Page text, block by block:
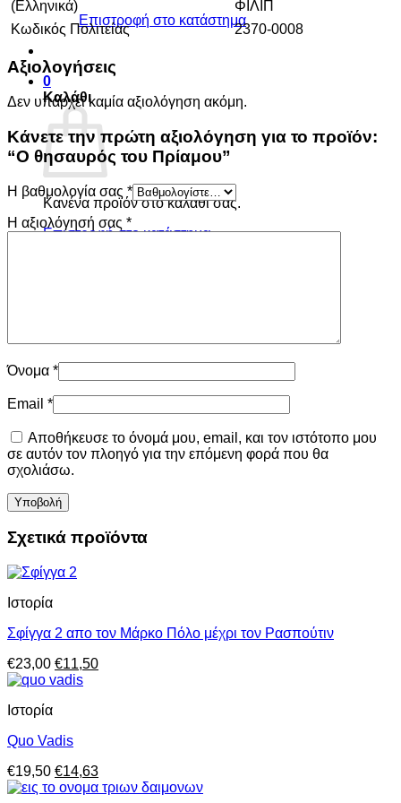
Επιστροφή στο κατάστημα
0
Καλάθι
Κανένα προϊόν στο καλάθι σας.
Επιστροφή στο κατάστημα
(Ελληνικά)
ΦΙΛΙΠ
Κωδικός Πολιτείας
2370-0008
Αξιολογήσεις
Δεν υπάρχει καμία αξιολόγηση ακόμη.
Κάνετε την πρώτη αξιολόγηση για το προϊόν:
“Ο θησαυρός του Πρίαμου”
Η βαθμολογία σας *
Η αξιολόγησή σας *
Όνομα *
Email *
Αποθήκευσε το όνομά μου, email, και τον ιστότοπο μου
σε αυτόν τον πλοηγό για την επόμενη φορά που θα
σχολιάσω.
Σχετικά προϊόντα
Ιστορία
Σφίγγα 2 απο τον Μάρκο Πόλο μέχρι τον Ρασπούτιν
€23,00 Original
price
€11,50Η
Ιστορία
Quo Vadis
€19,50 Original
price
€14,63Η
τρέχουσα